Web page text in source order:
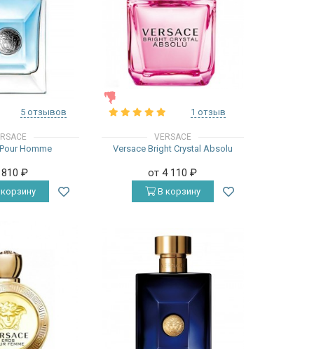
5 отзывов
Homme
810₽
1 отзыв
VERSACE
Versace Bright Crystal Absolu
от 4 110₽
В корзину